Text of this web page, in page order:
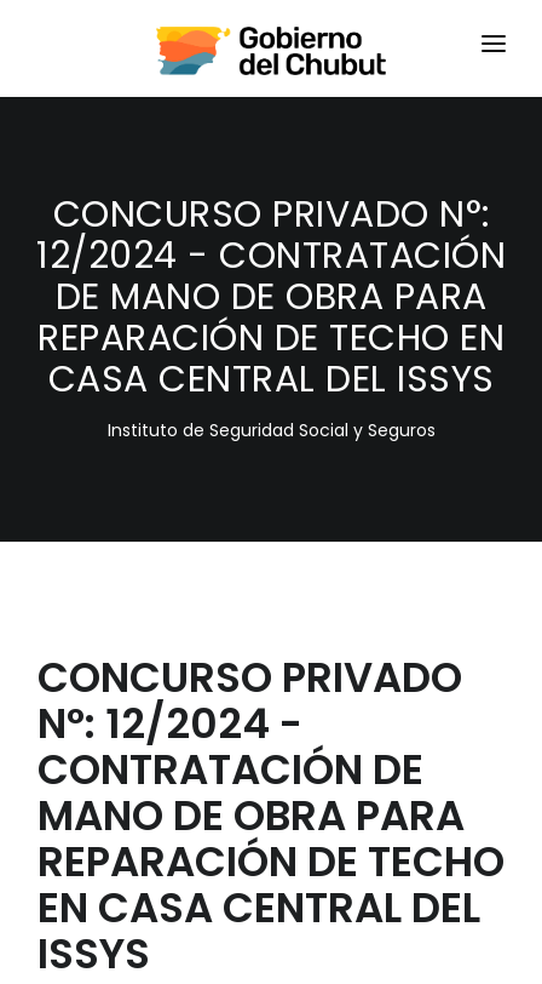
HOME
CONCURSO PRIVADO N°:
12/2024 - CONTRATACIÓN
DE MANO DE OBRA PARA
REPARACIÓN DE TECHO EN
CASA CENTRAL DEL ISSYS
Instituto de Seguridad Social y Seguros
CONCURSO PRIVADO
N°: 12/2024 -
CONTRATACIÓN DE
MANO DE OBRA PARA
REPARACIÓN DE TECHO
EN CASA CENTRAL DEL
ISSYS